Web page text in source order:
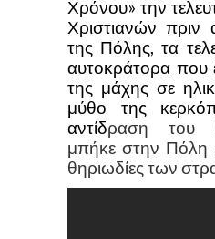
Χρόνου» την
Χριστιανών
της Πόλης, τα
αυτοκράτορα που
της μάχης σε
μύθο της
αντίδραση του
μπήκε στην Πόλη
θηριωδίες των